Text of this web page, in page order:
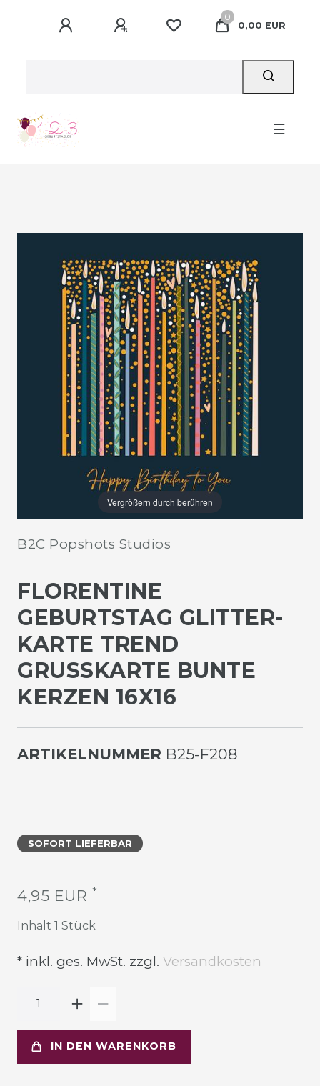
0
0,00 EUR
☰
Vergrößern durch berühren
B2C Popshots Studios
FLORENTINE
GEBURTSTAG GLITTER-
KARTE TREND
GRUSSKARTE BUNTE K
ERZEN 16X16
ARTIKELNUMMER B25-F208
SOFORT LIEFERBAR
4,95 EUR *
Inhalt 1 Stück
* inkl. ges. MwSt. zzgl. Versandkosten
IN DEN WARENKORB